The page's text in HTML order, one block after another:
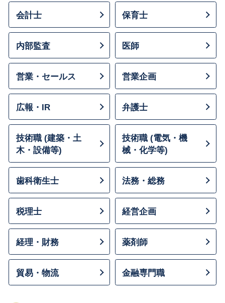
会計士 保育士
内部監査 医師
営業・セールス 営業企画
広報・IR 弁護士
技術職 (建築・土
木・設備等)
技術職 (電気・機
械・化学等)
歯科衛生士 法務・総務
税理士 経営企画
経理・財務 薬剤師
貿易・物流 金融専門職